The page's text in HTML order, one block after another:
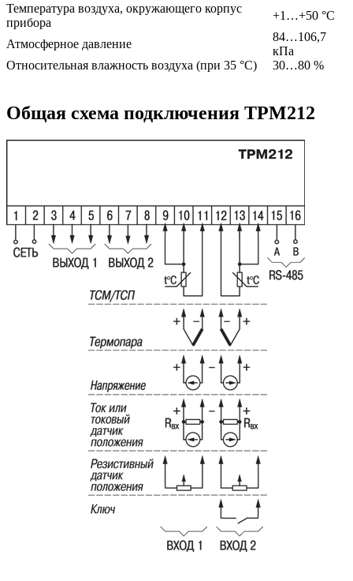
Температура воздуха, окружающего корпус
прибора
+1…+50 °C
Атмосферное давление
84…106,7
кПа
Относительная влажность воздуха (при 35 °C)
30…80 %
Общая схема подключения ТРМ212